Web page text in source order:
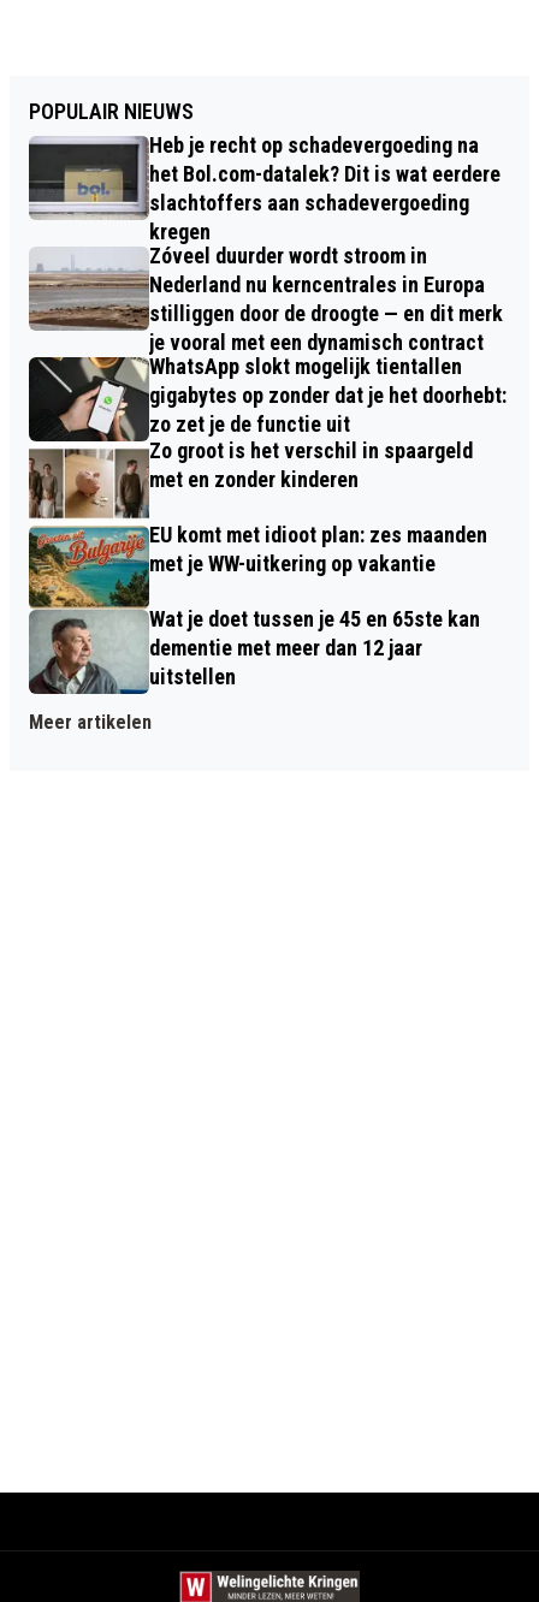
POPULAIR NIEUWS
Heb je recht op schadevergoeding na
het Bol.com-datalek? Dit is wat eerdere
slachtoffers aan schadevergoeding
kregen
Zóveel duurder wordt stroom in
Nederland nu kerncentrales in Europa
stilliggen door de droogte — en dit merk
je vooral met een dynamisch contract
WhatsApp slokt mogelijk tientallen
gigabytes op zonder dat je het doorhebt:
zo zet je de functie uit
Zo groot is het verschil in spaargeld
met en zonder kinderen
EU komt met idioot plan: zes maanden
met je WW-uitkering op vakantie
Wat je doet tussen je 45 en 65ste kan
dementie met meer dan 12 jaar
uitstellen
Meer artikelen